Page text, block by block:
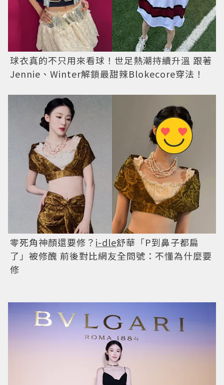
球衣真的不只用來看球！世足熱潮持續升溫 跟著
Jennie、Winter解鎖最甜辣Blokecore穿法！
零死角神顏還要修？ i-dle舒華「P到鼻子都扁
了」被修醜 前後對比網友全問號：不懂為什麼要
修